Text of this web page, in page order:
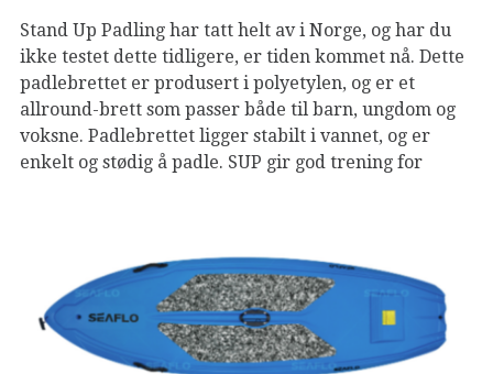
Stand Up Padling har tatt helt av i Norge, og har du
ikke testet dette tidligere, er tiden kommet nå. Dette
padlebrettet er produsert i polyetylen, og er et
allround-brett som passer både til barn, ungdom og
voksne. Padlebrettet ligger stabilt i vannet, og er
enkelt og stødig å padle. SUP gir god trening for